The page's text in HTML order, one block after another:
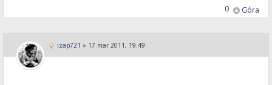
Góra
0
izap721 » 17 mar 2011, 19:49